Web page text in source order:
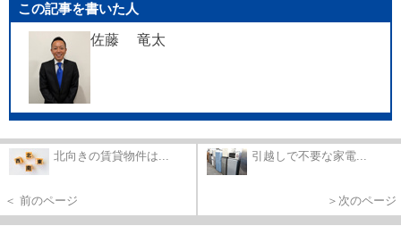
この記事を書いた人
佐藤 竜太
北向きの賃貸物件は...
＜ 前のページ
引越しで不要な家電...
＞次のページ